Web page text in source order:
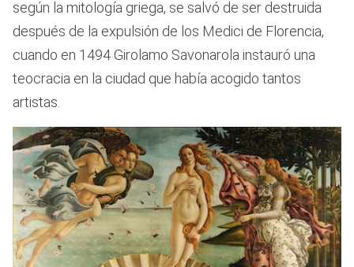
según la mitología griega, se salvó de ser destruida
después de la expulsión de los Medici de Florencia,
cuando en 1494 Girolamo Savonarola instauró una
teocracia en la ciudad que había acogido tantos
artistas.